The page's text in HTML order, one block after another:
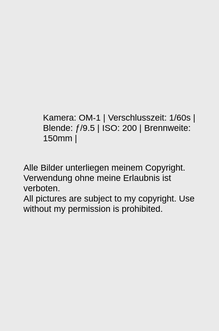
Kamera: OM-1 | Verschlusszeit: 1/60s |
Blende: ƒ/9.5 | ISO: 200 | Brennweite:
150mm |
Alle Bilder unterliegen meinem Copyright.
Verwendung ohne meine Erlaubnis ist
verboten.
All pictures are subject to my copyright. Use
without my permission is prohibited.